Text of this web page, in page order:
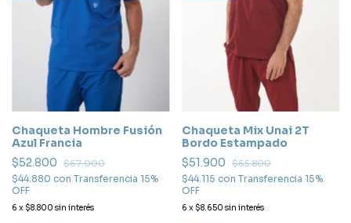
Chaqueta Hombre Fusión
Azul Francia
$52.800
$67.000
$44.880 con Transferencia 15%
OFF
6 x $8.800 sin interés
Chaqueta Mix Unai 2T
Bordo Estampado
$51.900
$65.800
$44.115 con Transferencia 15%
OFF
6 x $8.650 sin interés